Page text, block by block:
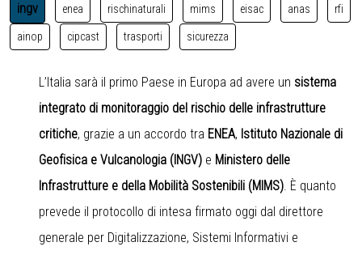
ingv enea rischinaturali mims eisac anas rfi
ainop cipcast trasporti sicurezza
L’Italia sarà il primo Paese in Europa ad avere un sistema
integrato di monitoraggio del rischio delle infrastrutture
critiche, grazie a un accordo tra ENEA, Istituto Nazionale di
Geofisica e Vulcanologia (INGV) e Ministero delle
Infrastrutture e della Mobilità Sostenibili (MIMS). È quanto
prevede il protocollo di intesa firmato oggi dal direttore
generale per Digitalizzazione, Sistemi Informativi e